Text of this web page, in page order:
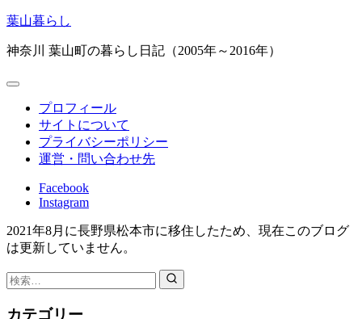
コ
テ
ツ
葉山暮らし
神奈川 葉山町の暮らし日記（2005年～2016年）
プロフィール
サイトについて
プライバシーポリシー
運営・問い合わせ先
Facebook
Instagram
2021年8月に長野県松本市に移住したため、現在このブログ
は更新していません。
検
索：
カテゴリー